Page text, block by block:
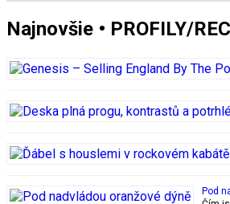
Najnovšie • PROFILY/
Pod